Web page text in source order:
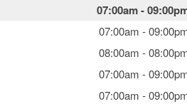
07:00am-
07:00am -
08:00am -
07:00am -
07:00am -